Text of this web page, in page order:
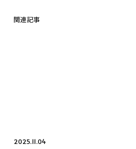
関連記事
2025.11.04